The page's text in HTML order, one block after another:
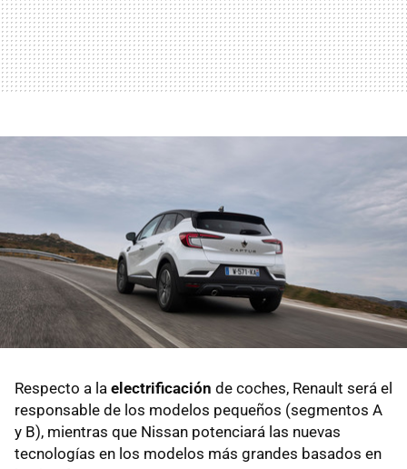
Respecto a la electrificación de coches, Renault será el
responsable de los modelos pequeños (segmentos A
y B), mientras que Nissan potenciará las nuevas
tecnologías en los modelos más grandes basados en